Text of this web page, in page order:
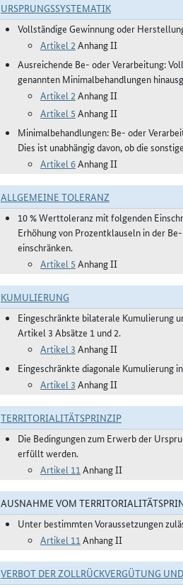
URSPRUNGSSYSTEMATIK
Vollständige Gewinnung oder
Artikel 2 Anhang II
Ausreichende Be- oder Verarbeitung:
genannten Minimalbehandlungen
Artikel 2 Anhang II
Artikel 5 Anhang II
Minimalbehandlungen: Be- oder
Dies ist unabhängig davon, ob die
Artikel 6Anhang II
ALLGEMEINE TOLERANZ
10 % Werttoleranz mit folgenden
Erhöhung von Prozentklauseln in der
einschränken.
Artikel 5 Anhang II
KUMULIERUNG
Eingeschränkte bilaterale Kumulierung
Artikel 3 Absätze 1 und 2.
Artikel 3 Anhang II
Eingeschränkte diagonale Kumulierung
Artikel 3 Anhang II
TERRITORIALITÄTSPRINZIP
Die Bedingungen zum Erwerb der
erfüllt werden.
Artikel 11Anhang II
AUSNAHME VOM
Unter bestimmten Voraussetzungen
Artikel 11Anhang II
VERBOT DER ZOLLRÜCKVERGÜTUNG